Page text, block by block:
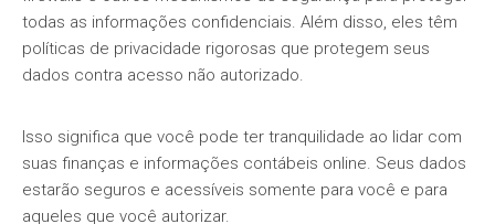
todas as informações confidenciais. Além disso, eles têm
políticas de privacidade rigorosas que protegem seus
dados contra acesso não autorizado.
Isso significa que você pode ter tranquilidade ao lidar com
suas finanças e informações contábeis online. Seus dados
estarão seguros e acessíveis somente para você e para
aqueles que você autorizar.